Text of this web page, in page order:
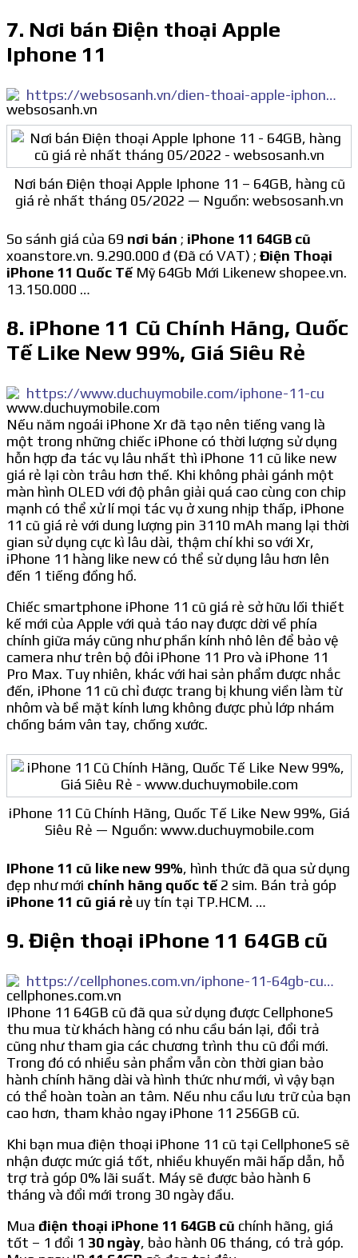
7. Nơi bán Điện thoại Apple
Iphone 11
https://websosanh.vn/dien-thoai-apple-iphone-11-64gb-hang-cu/553253754/so-sanh.htm
Nơi bán Điện thoại Apple Iphone 11 – 64GB, hàng cũ
giá rẻ nhất tháng 05/2022 — Nguồn: websosanh.vn
So sánh giá của 69 nơi bán ; iPhone 11 64GB cũ
xoanstore.vn. 9.290.000 đ (Đã có VAT) ; Điện Thoại
iPhone 11 Quốc TếMỹ 64Gb Mới Likenew shopee.vn.
13.150.000 …
8. iPhone 11 Cũ Chính Hãng, Quốc
Tế Like New 99%, Giá Siêu Rẻ
https://www.duchuymobile.com/iphone-11-cu
Nếu năm ngoái iPhone Xr đã tạo nên tiếng vang là
một trong những chiếc iPhone có thời lượng sử dụng
hỗn hợp đa tác vụ lâu nhất thì iPhone 11 cũ like new
giá rẻ lại còn trâu hơn thế. Khi không phải gánh một
màn hình OLED với độ phân giải quá cao cùng con chip
mạnh có thể xử lí mọi tác vụ ở xung nhịp thấp, iPhone
11 cũ giá rẻ với dung lượng pin 3110 mAh mang lại thời
gian sử dụng cực kì lâu dài, thậm chí khi so với Xr,
iPhone 11 hàng like new có thể sử dụng lâu hơn lên
đến 1 tiếng đồng hồ.
Chiếc smartphone iPhone 11 cũ giá rẻ sở hữu lối thiết
kế mới của Apple với quả táo nay được dời về phía
chính giữa máy cũng như phần kính nhô lên để bảo vệ
camera như trên bộ đôi iPhone 11 Pro và iPhone 11
Pro Max. Tuy nhiên, khác với hai sản phẩm được nhắc
đến, iPhone 11 cũ chỉ được trang bị khung viền làm từ
nhôm và bề mặt kính lưng không được phủ lớp nhám
chống bám vân tay, chống xước.
iPhone 11 Cũ Chính Hãng, Quốc Tế Like New 99%, Giá
Siêu Rẻ — Nguồn: www.duchuymobile.com
IPhone 11 cũ like new 99%, hình thức đã qua sử dụng
đẹp như mới chính hãng quốc tế2 sim. Bán trả góp
iPhone 11 cũ giá rẻ uy tín tại TP.HCM. …
9. Điện thoại iPhone 11 64GB cũ
https://cellphones.com.vn/iphone-11-64gb-cu-99.html
IPhone 11 64GB cũ đã qua sử dụng được CellphoneS
thu mua từ khách hàng có nhu cầu bán lại, đổi trả
cũng như tham gia các chương trình thu cũ đổi mới.
Trong đó có nhiều sản phẩm vẫn còn thời gian bảo
hành chính hãng dài và hình thức như mới, vì vậy bạn
có thể hoàn toàn an tâm. Nếu nhu cầu lưu trữ của bạn
cao hơn, tham khảo ngay iPhone 11 256GB cũ.
Khi bạn mua điện thoại iPhone 11 cũ tại CellphoneS sẽ
nhận được mức giá tốt, nhiều khuyến mãi hấp dẫn, hỗ
trợ trả góp 0% lãi suất. Máy sẽ được bảo hành 6
tháng và đổi mới trong 30 ngày đầu.
Mua điện thoại iPhone 11 64GB cũ chính hãng, giá
tốt – 1 đổi 1 30 ngày, bảo hành 06 tháng, có trả góp.